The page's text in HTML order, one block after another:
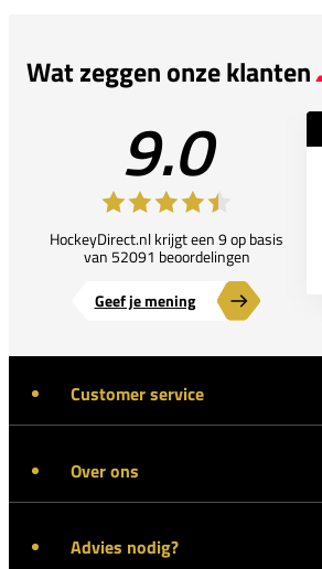
Wat zeggen onze klanten
9.0
HockeyDirect.nl krijgt een 9 op basis
van 52091 beoordelingen
Geef je mening
Customer service
Over ons
Advies nodig?